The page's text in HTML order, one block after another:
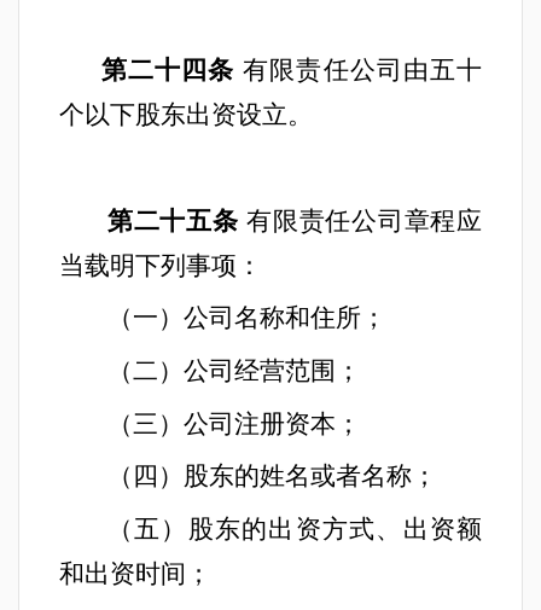
第二十四条 有限责任公司由五十
个以下股东出资设立。
第二十五条 有限责任公司章程应
当载明下列事项：
（一）公司名称和住所；
（二）公司经营范围；
（三）公司注册资本；
（四）股东的姓名或者名称；
（五）股东的出资方式、出资额
和出资时间；